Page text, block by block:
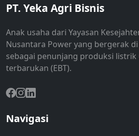
PT. Yeka Agri Bisnis
Anak usaha dari Yayasan
Nusantara Power yang bergerak
sebagai penunjang produksi
terbarukan (EBT).
Navigasi